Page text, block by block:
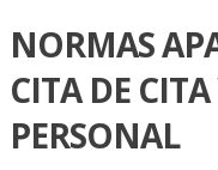
NORMAS
CITA DE
PERSONAL